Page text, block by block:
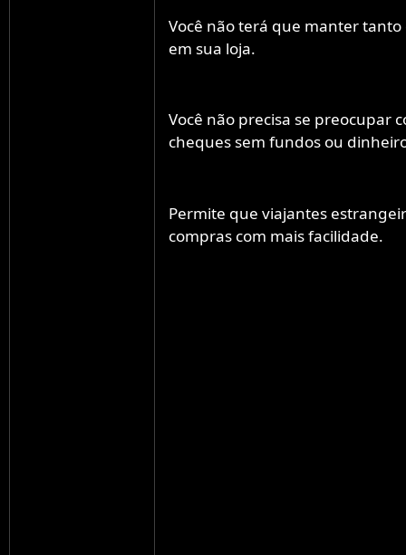
Você não terá que manter
em sua loja.
Você não precisa se preocupar
cheques sem fundos ou
Permite que viajantes
compras com mais facilidade.